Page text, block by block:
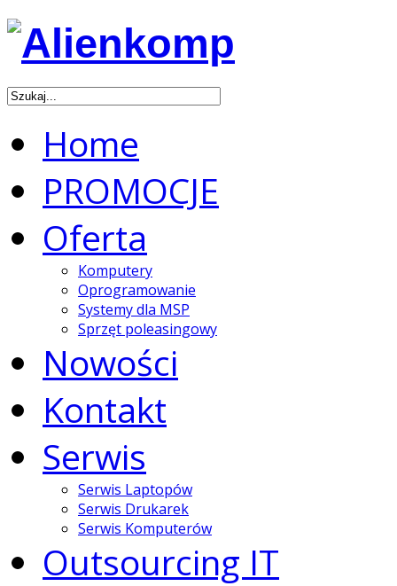
Home
PROMOCJE
Oferta
Komputery
Oprogramowanie
Systemy dla MSP
Sprzęt poleasingowy
Nowości
Kontakt
Serwis
Serwis Laptopów
Serwis Drukarek
Serwis Komputerów
Outsourcing IT